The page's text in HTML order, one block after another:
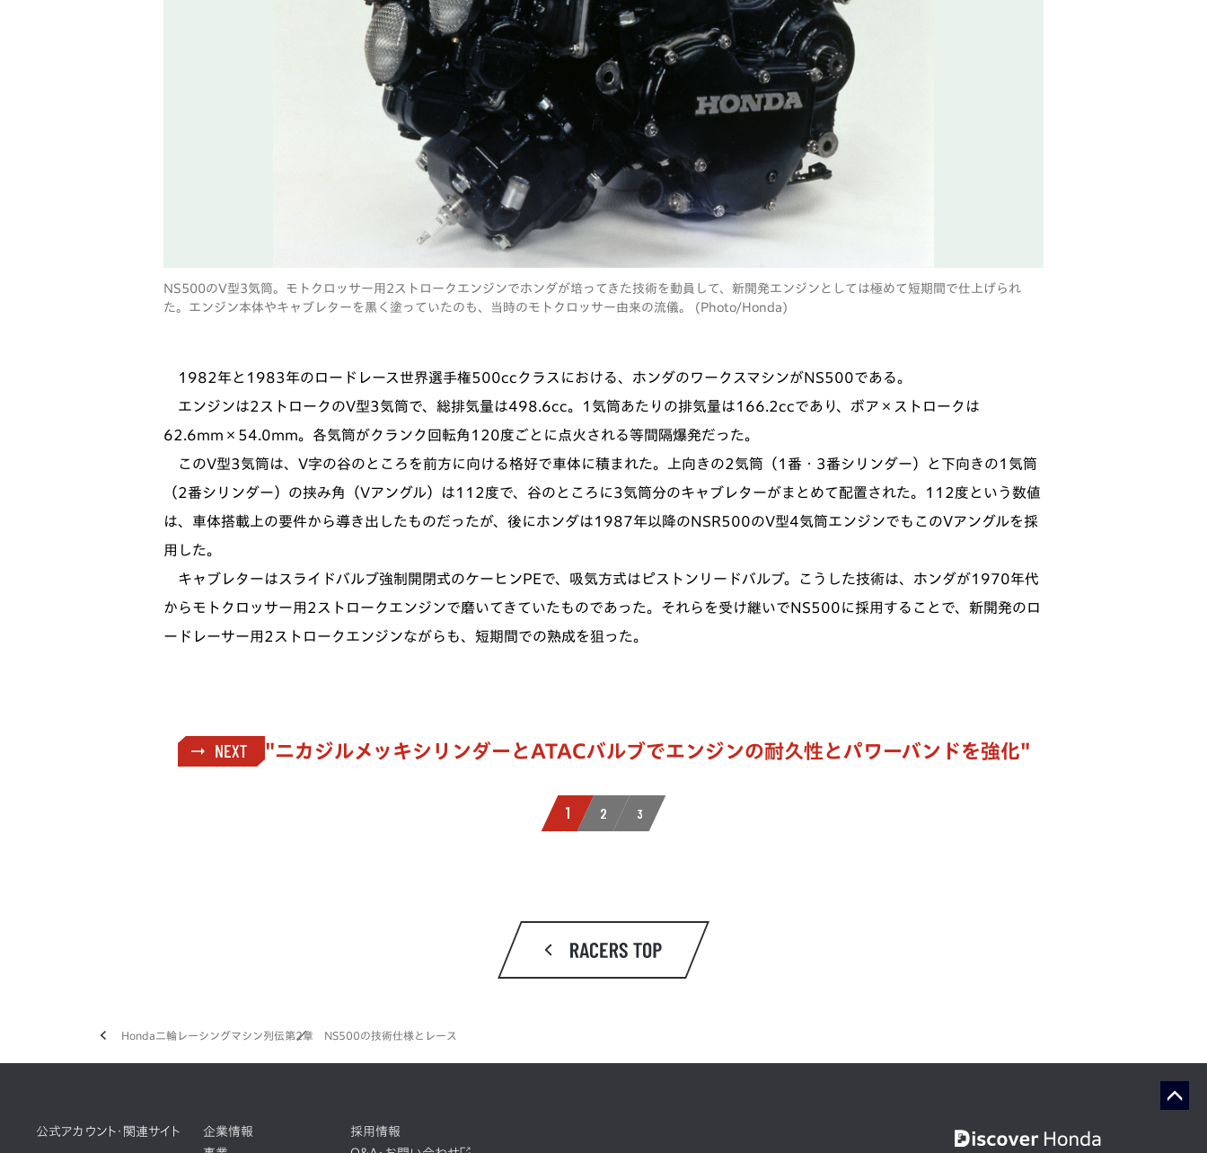
NS500のV型3気筒。モトクロッサー用2ストロークエンジンでホンダが培ってきた技術を動員して、新開発エンジンとしては極めて短期間で仕上げられ
た。エンジン本体やキャブレターを黒く塗っていたのも、当時のモトクロッサー由来の流儀。 (Photo/Honda)
1982年と1983年のロードレース世界選手権500ccクラスにおける、ホンダのワークスマシンがNS500である。
エンジンは2ストロークのV型3気筒で、総排気量は498.6cc。1気筒あたりの排気量は166.2ccであり、ボア×ストロークは
62.6mm×54.0mm。各気筒がクランク回転角120度ごとに点火される等間隔爆発だった。
このV型3気筒は、V字の谷のところを前方に向ける格好で車体に積まれた。上向きの2気筒（1番・3番シリンダー）と下向きの1気筒
（2番シリンダー）の挟み角（Vアングル）は112度で、谷のところに3気筒分のキャブレターがまとめて配置された。112度という数値
は、車体搭載上の要件から導き出したものだったが、後にホンダは1987年以降のNSR500のV型4気筒エンジンでもこのVアングルを採
用した。
キャブレターはスライドバルブ強制開閉式のケーヒンPEで、吸気方式はピストンリードバルブ。こうした技術は、ホンダが1970年代
からモトクロッサー用2ストロークエンジンで磨いてきていたものであった。それらを受け継いでNS500に採用することで、新開発のロ
ードレーサー用2ストロークエンジンながらも、短期間での熟成を狙った。
"ニカジルメッキシリンダーとATACバルブでエンジンの耐久性とパワーバンドを強化"
Honda二輪レーシングマシン列伝第2章 NS500の技術仕様とレース
公式アカウント・関連サイト
企業情報
採用情報